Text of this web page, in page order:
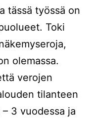
tässä työssä on
Toki
olemassa.
verojen
tilanteen
3 vuodessa ja